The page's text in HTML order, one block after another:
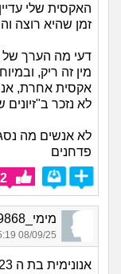
האקסית שלי
זמן שהיא רוצה
דעי מה הערך של
מין זה ריק,
אקסית אחרת,
לא נזכר ב"זיונים
לא אנשים מה
פדחנים
2
מימי_9868, בת 24, אורחת
08/09/25 15:19
אנונימית בת ה 23, מה דעתך להפסיק לקלל?